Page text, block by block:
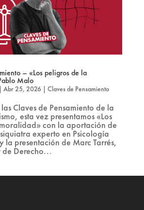
– «Los peligros de la
Malo
Abr 25, 2026| Claves de Pensamiento
Claves de Pensamiento de la
esta vez presentamos «Los
con la aportación de
experto en Psicología
la presentación de Marc Tarrés,
Derecho...